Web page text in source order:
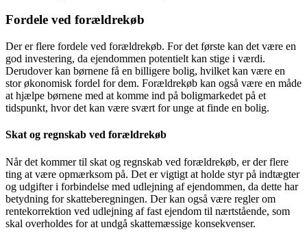
Fordele ved forældrekøb
Der er flere fordele ved forældrekøb. For det første kan det være en
god investering, da ejendommen potentielt kan stige i værdi.
Derudover kan børnene få en billigere bolig, hvilket kan være en
stor økonomisk fordel for dem. Forældrekøb kan også være en måde
at hjælpe børnene med at komme ind på boligmarkedet på et
tidspunkt, hvor det kan være svært for unge at finde en bolig.
Skat og regnskab ved forældrekøb
Når det kommer til skat og regnskab ved forældrekøb, er der flere
ting at være opmærksom på. Det er vigtigt at holde styr på indtægter
og udgifter i forbindelse med udlejning af ejendommen, da dette har
betydning for skatteberegningen. Der kan også være regler om
rentekorrektion ved udlejning af fast ejendom til nærtstående, som
skal overholdes for at undgå skattemæssige konsekvenser.